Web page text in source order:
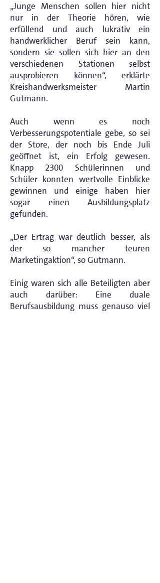
„Junge Menschen sollen hier nicht
nur in der Theorie hören, wie
erfüllend und auch lukrativ ein
handwerklicher Beruf sein kann,
sondern sie sollen sich hier an den
verschiedenen Stationen selbst
ausprobieren können“, erklärte
Kreishandwerksmeister Martin
Gutmann.
Auch wenn es noch
Verbesserungspotentiale gebe, so sei
der Store, der noch bis Ende Juli
geöffnet ist, ein Erfolg gewesen.
Knapp 2300 Schülerinnen und
Schüler konnten wertvolle Einblicke
gewinnen und einige haben hier
sogar einen Ausbildungsplatz
gefunden.
„Der Ertrag war deutlich besser, als
der so mancher teuren
Marketingaktion“, so Gutmann.
Einig waren sich alle Beteiligten aber
auch darüber: Eine duale
Berufsausbildung muss genauso viel